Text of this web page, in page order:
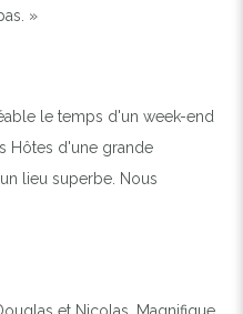
»
le temps d'un week-end
Hôtes d'une grande
lieu superbe. Nous